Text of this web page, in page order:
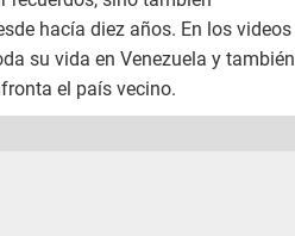
hacía diez años. En los videos
su vida en Venezuela y también
el país vecino.